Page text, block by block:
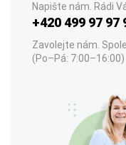
Napište nám. Rádi
+420 499 97 97
Zavolejte nám.
(Po–Pá: 7:00–16:00)